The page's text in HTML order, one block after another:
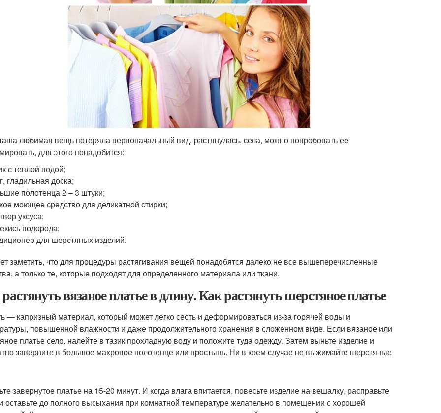
любимая вещь потеряла первоначальный вид, растянулась, села, можно попробовать ее
для этого понадобится:
с теплой водой;
гладильная доска;
полотенца 2 – 3 штуки;
моющее средство для деликатной стирки;
уксуса;
водорода;
для шерстяных изделий.
заметить, что для процедуры растягивания вещей понадобятся далеко не все вышеперечисленные
а только те, которые подходят для определенного материала или ткани.
вязаное платье в длину. Как растянуть шерстяное платье
— капризный материал, который может легко сесть и деформироваться из-за горячей воды и
повышенной влажности и даже продолжительного хранения в сложенном виде. Если вязаное или
платье село, налейте в тазик прохладную воду и положите туда одежду. Затем выньте изделие и
заверните в большое махровое полотенце или простынь. Ни в коем случае не выжимайте шерстяные
завернутое платье на 15-20 минут. И когда влага впитается, повесьте изделие на вешалку, расправьте
оставьте до полного высыхания при комнатной температуре желательно в помещении с хорошей